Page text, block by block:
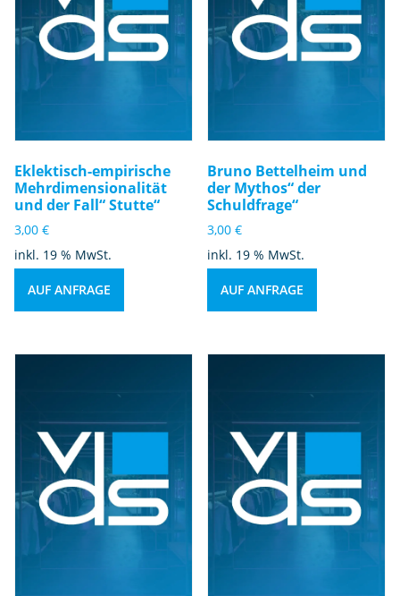
Eklektisch-empirische
Mehrdimensionalität
und der Fall“ Stutte“
3,00 €
inkl. 19 % MwSt.
AUF ANFRAGE
Bruno Bettelheim und
der Mythos“ der
Schuldfrage“
3,00€
inkl. 19 % MwSt.
AUF ANFRAGE